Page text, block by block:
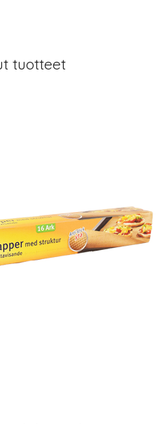
tuotteet